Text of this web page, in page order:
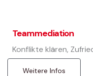
Teammediation
Konflikte klären,
Weitere Infos